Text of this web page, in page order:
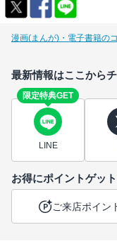
漫画(まんが)・電子書籍の
最新情報はここからチ
限定特典GET
LINE
お得にポイントゲット
ご来店ポイン